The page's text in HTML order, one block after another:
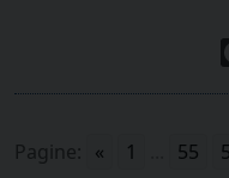
Pagine: « 1 55